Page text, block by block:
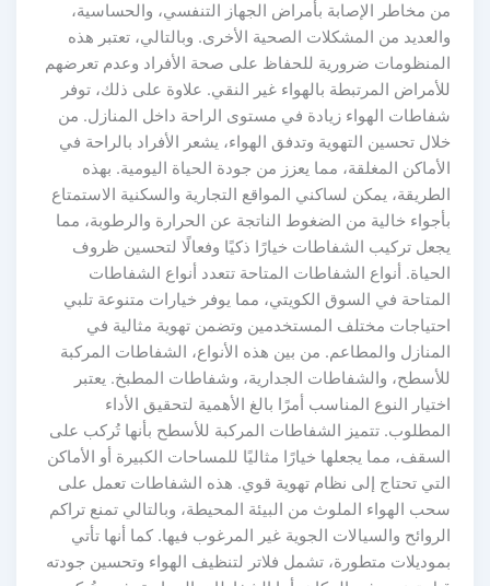
مخاطر الإصابة بأمراض الجهاز التنفسي، والحساسية،
من المشكلات الصحية الأخرى. وبالتالي، تعتبر هذه
ضرورية للحفاظ على صحة الأفراد وعدم تعرضهم
المرتبطة بالهواء غير النقي. علاوة على ذلك، توفر
الهواء زيادة في مستوى الراحة داخل المنازل. من
تحسين التهوية وتدفق الهواء، يشعر الأفراد بالراحة في
المغلقة، مما يعزز من جودة الحياة اليومية. بهذه
يمكن لساكني المواقع التجارية والسكنية الاستمتاع
خالية من الضغوط الناتجة عن الحرارة والرطوبة، مما
تركيب الشفاطات خيارًا ذكيًا وفعالًا لتحسين ظروف
أنواع الشفاطات المتاحة تتعدد أنواع الشفاطات
في السوق الكويتي، مما يوفر خيارات متنوعة تلبي
مختلف المستخدمين وتضمن تهوية مثالية في
والمطاعم. من بين هذه الأنواع، الشفاطات المركبة
والشفاطات الجدارية، وشفاطات المطبخ. يعتبر
النوع المناسب أمرًا بالغ الأهمية لتحقيق الأداء
تتميز الشفاطات المركبة للأسطح بأنها تُركب على
مما يجعلها خيارًا مثاليًا للمساحات الكبيرة أو الأماكن
تحتاج إلى نظام تهوية قوي. هذه الشفاطات تعمل على
الهواء الملوث من البيئة المحيطة، وبالتالي تمنع تراكم
والسيالات الجوية غير المرغوب فيها. كما أنها تأتي
متطورة، تشمل فلاتر لتنظيف الهواء وتحسين جودته